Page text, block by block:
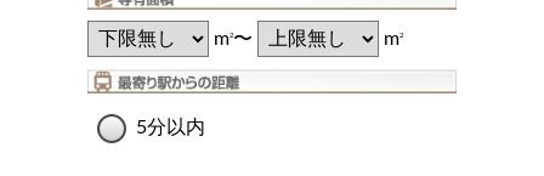
m2〜 m2
5分以内